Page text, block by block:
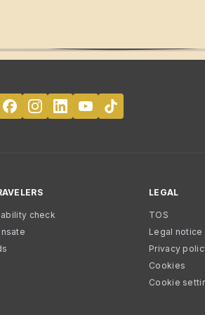
check
LEGAL
TOS
Legal notice
Privacy
Cookies
Cookie